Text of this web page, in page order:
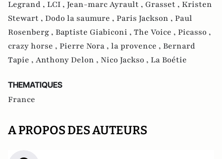
Legrand , LCI , Jean-marc Ayrault , Grasset , Kristen
Stewart , Dodo la saumure , Paris Jackson , Paul
Rosenberg , Baptiste Giabiconi , The Voice , Picasso ,
crazy horse , Pierre Nora , la provence , Bernard
Tapie , Anthony Delon , Nico Jackso , La Boétie
THEMATIQUES
France
A PROPOS DES AUTEURS